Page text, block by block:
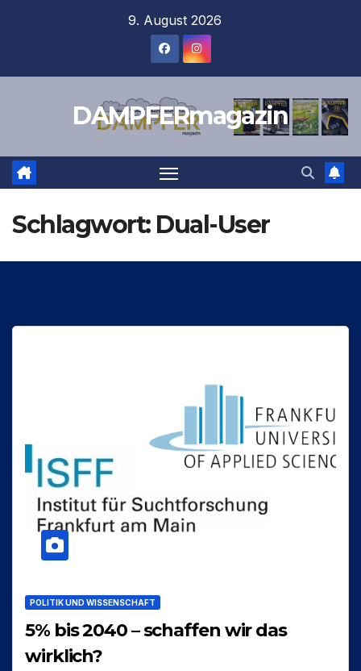
9. August 2026
DAMPFERmagazin
Schlagwort: Dual-User
POLITIK UND WISSENSCHAFT
5% bis 2040 – schaffen wir das
wirklich?